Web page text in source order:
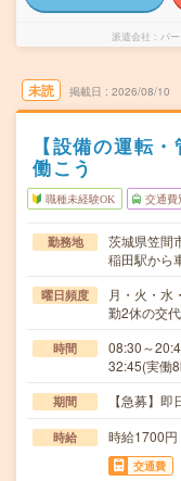
派遣会社 パ
未読 掲載日 2026/08/10
【設備の運転
働こう
職種未経験OK 交通費
勤務地
茨城県笠間
稲田駅から
曜日頻度
月・火・
勤2休の交
時間
08:30～
32:45(実
期間 【急募】
時給 時給1700
交通費